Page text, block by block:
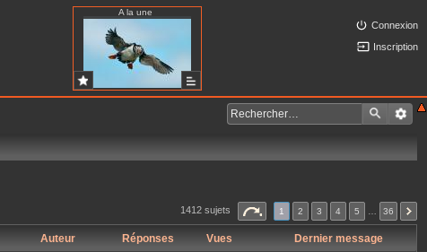
A la une
Connexion
Inscription
1412 sujets 1 2 3 4 5 36
Auteur Réponses Vues Dernier message